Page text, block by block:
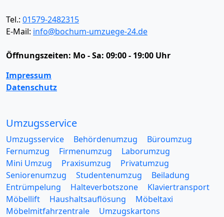
Tel.: 01579-2482315
E-Mail: info@bochum-umzuege-24.de
Öffnungszeiten: Mo - Sa: 09:00 - 19:00 Uhr
Impressum
Datenschutz
Umzugsservice
Umzugsservice Behördenumzug
Büroumzug
Fernumzug
Firmenumzug
Laborumzug
Mini Umzug
Praxisumzug
Privatumzug
Seniorenumzug
Studentenumzug
Beiladung
Entrümpelung
Halteverbotszone
Klaviertransport
Möbellift
Haushaltsauflösung
Möbeltaxi
Möbelmitfahrzentrale
Umzugskartons